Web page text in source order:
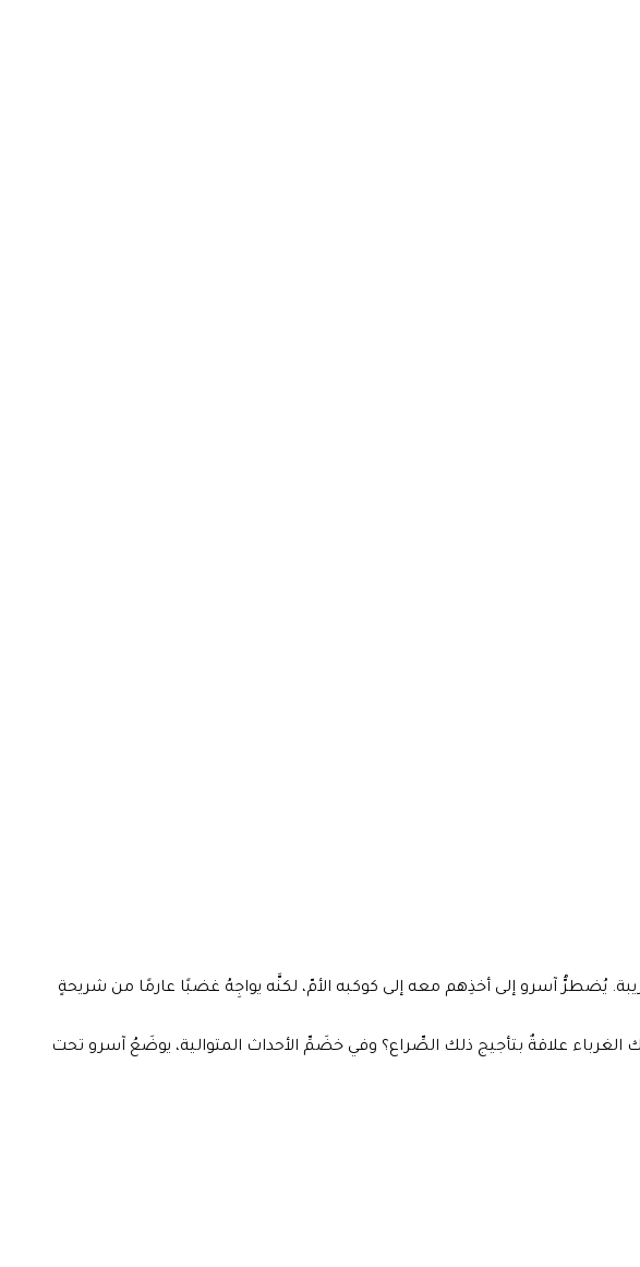
يُضطرُّ آسرو إلى أخذِهم معه إلى كوكبه الأمّ، لكنَّه يواجِهُ غضبًا عارمًا من شريحةٍ
الغرباء علاقةٌ بتأجيج ذلك الصِّراع؟ وفي خضَمِّ الأحداث المتوالية، يوضَعُ آسرو تحت